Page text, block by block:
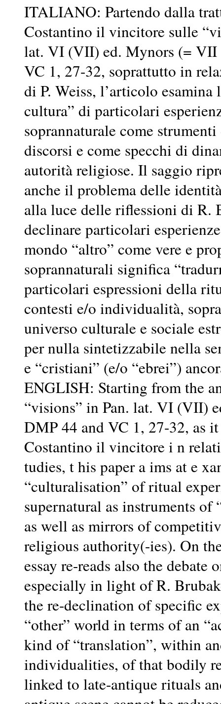
ITALIANO: Partendo dalla
Costantino il vincitore sulle
lat. VI (VII) ed. Mynors (=
VC 1, 27-32, soprattutto in
di P. Weiss, l’articolo
cultura” di particolari
soprannaturale come
discorsi e come specchi di
autorità religiose. Il saggio
anche il problema delle
alla luce delle riflessioni di R.
declinare particolari
mondo “altro” come vere e
soprannaturali significa
particolari espressioni della
contesti e/o individualità,
universo culturale e sociale
per nulla sintetizzabile nella
e “cristiani” (e/o “ebrei”)
ENGLISH: Starting from the
“visions” in Pan. lat. VI (VII)
DMP 44 and VC 1, 27-32, as
Costantino il vincitore i n
tudies, t his paper a ims at e
“culturalisation” of ritual
supernatural as instruments of
as well as mirrors of
religious authority(-ies). On
essay re-reads also the
especially in light of R.
the re-declination of specific
“other” world in terms of an
kind of “translation”, within
individualities, of that bodily
linked to late-antique rituals